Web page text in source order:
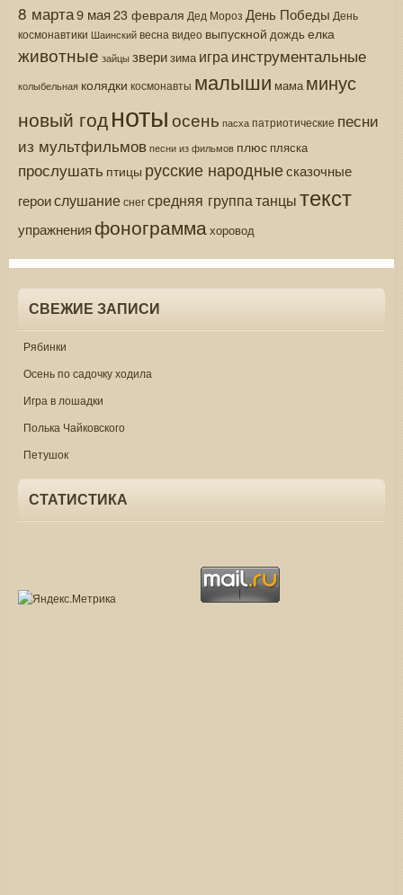
8 марта9 мая 23 февраля Дед Мороз День Победы День
космонавтики Шаинскийвесна видео выпускной дождь елка
животные зайцы зверизима играинструментальные
колыбельная колядки космонавты малыши мама минус
новый годнотыосень пасха патриотические песни
из мультфильмов песни из фильмов плюс пляска
прослушать птицы русские народныесказочные
героислушаниеснегсредняя группатанцытекст
упражнения фонограммахоровод
СВЕЖИЕ ЗАПИСИ
Рябинки
Осень по садочку ходила
Игра в лошадки
Полька Чайковского
Петушок
СТАТИСТИКА